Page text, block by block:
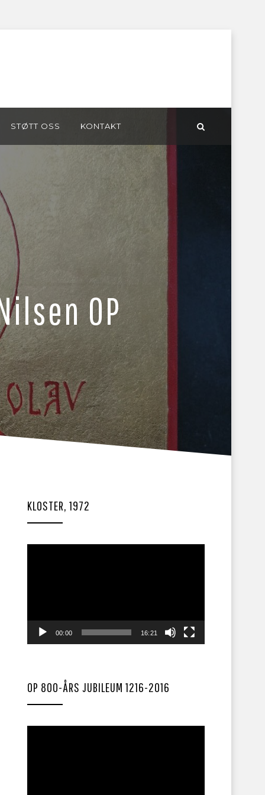
STØTT OSS KONTAKT
OP
KLOSTER, 1972
00:00 16:21
OP 800-ÅRS JUBILEUM 1216-2016